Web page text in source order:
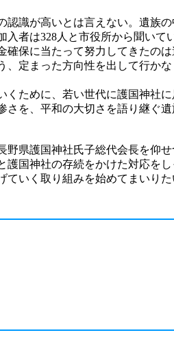
認識が高いとは言えない。遺族
入者は328人と市役所から聞い
保に当たって努力してきたのは
、定まった方向性を出して行
くために、若い世代に護国神
を、平和の大切さを語り継ぐ
県護国神社氏子総代会長を仰
国神社の存続をかけた対応を
いく取り組みを始めてまいりた